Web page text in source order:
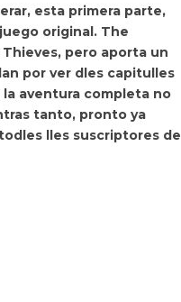
esta primera parte,
original. The
, pero aporta un
por ver dles capitulles
aventura completa no
tanto, pronto ya
lles suscriptores de